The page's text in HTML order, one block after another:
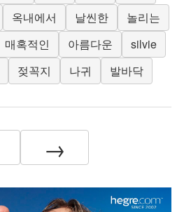
옥내에서 날씬한
놀리는
매혹적인 아름다운
silvie
젖꼭지 나귀 발바닥
→